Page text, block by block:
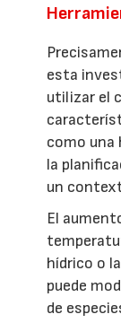
esta
utilizar el
como una
la
un
El
hídrico o
puede
de